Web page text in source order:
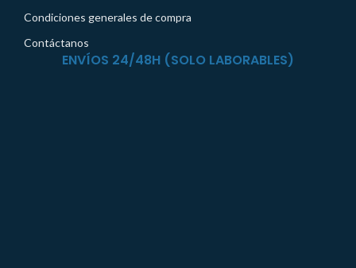
Condiciones generales de compra
Contáctanos
ENVÍOS 24/48H (SOLO LABORABLES)